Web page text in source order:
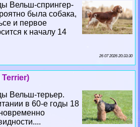
Вельш-спрингер-
была собака,
и первое
к началу 14
26 07 2026 20:33:30
Вельш-терьер.
в 60-е годы 18